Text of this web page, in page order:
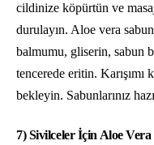
cildinize köpürtün ve
durulayın. Aloe vera
balmumu, gliserin, sabun
tencerede eritin. Karışımı
bekleyin. Sabunlarınız
7) Sivilceler İçin Aloe Vera